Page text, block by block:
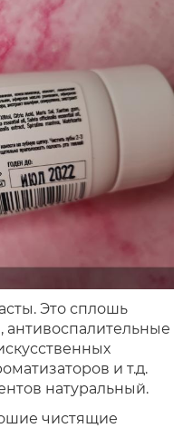
Это сплошь
антивоспалительные
и т.д.
натуральный.
чистящие